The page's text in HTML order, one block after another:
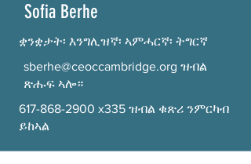
Sofia Berhe
ቋንቋታት፡ እንግሊዝኛ፡ ኣምሓርኛ፡ ትግርኛ
sberhe@ceoccambridge.org ዝብል
ጽሑፍ ኣሎ።
617-868-2900 x335 ዝብል ቁጽሪ ንምርካብ
ይከኣል